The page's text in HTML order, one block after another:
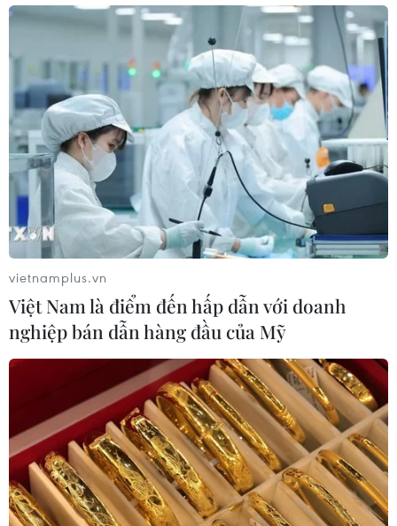
vietnamplus.vn
Việt Nam là điểm đến hấp dẫn với doanh
nghiệp bán dẫn hàng đầu của Mỹ